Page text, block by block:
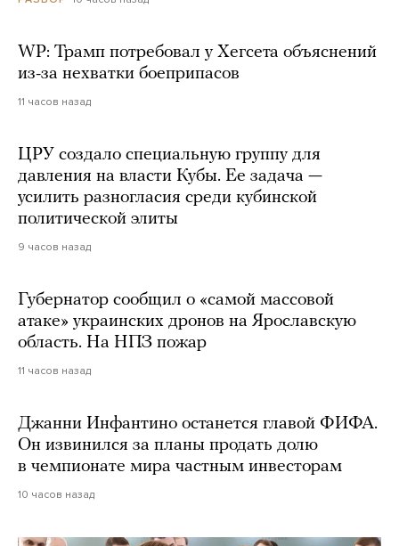
WP: Трамп потребовал у Хегсета объяснений
из-за нехватки боеприпасов
11 часов назад
ЦРУ создало специальную группу для
давления на власти Кубы. Ее задача —
усилить разногласия среди кубинской
политической элиты
9 часов назад
Губернатор сообщил о «самой массовой
атаке» украинских дронов на Ярославскую
область. На НПЗ пожар
11 часов назад
Джанни Инфантино останется главой ФИФА.
Он извинился за планы продать долю
в чемпионате мира частным инвесторам
10 часов назад